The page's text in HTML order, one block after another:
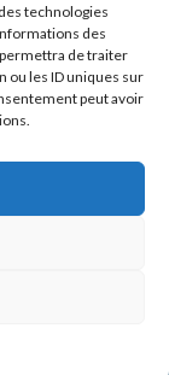
technologies
des
de traiter
ou les ID uniques sur
peut avoir